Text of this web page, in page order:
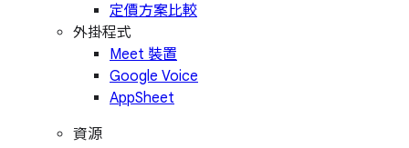
定價方案比較
外掛程式
Meet 裝置
Google Voice
AppSheet
資源